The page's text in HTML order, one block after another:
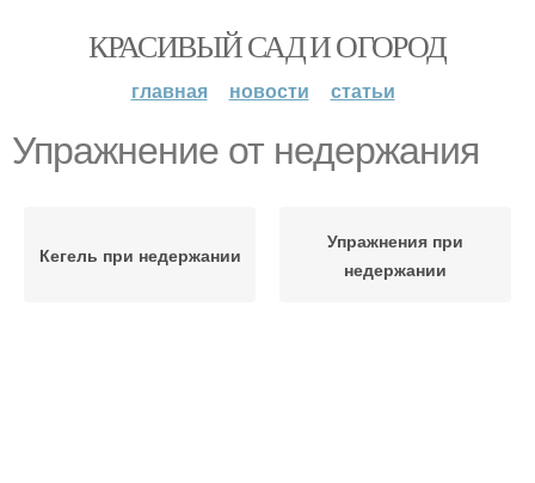
КРАСИВЫЙ САД И ОГОРОД
главная новости статьи
Упражнение от недержания
Кегель при недержании
Упражнения при
недержании